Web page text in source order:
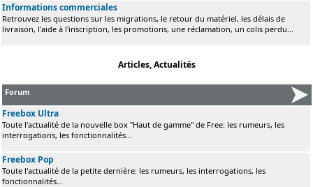
Informations commerciales
Retrouvez les questions sur les migrations, le retour du matériel, les délais de
livraison, l'aide à l'inscription, les promotions, une réclamation, un colis perdu...
Articles, Actualités
Forum
Freebox Ultra
Toute l'actualité de la nouvelle box "Haut de gamme" de Free: les rumeurs, les
interrogations, les fonctionnalités...
Freebox Pop
Toute l'actualité de la petite dernière: les rumeurs, les interrogations, les
fonctionnalités...